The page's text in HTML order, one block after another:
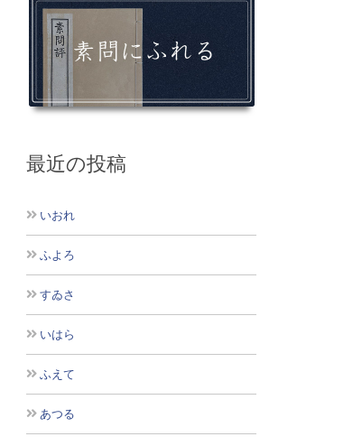
最近の投稿
いおれ
ふよろ
すゐさ
いはら
ふえて
あつる